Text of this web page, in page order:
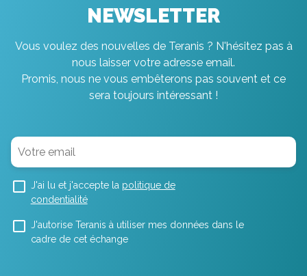
NEWSLETTER
Vous voulez des nouvelles de Teranis ? N'hésitez pas à
nous laisser votre adresse email.
Promis, nous ne vous embêterons pas souvent et ce
sera toujours intéressant !
J'ai lu et j'accepte la politique de
condentialité
J'autorise Teranis à utiliser mes données dans le
cadre de cet échange